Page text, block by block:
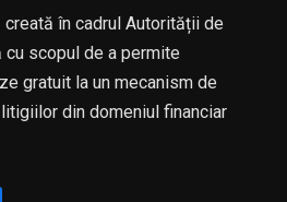
în cadrul Autorității de
cu scopul de a permite
gratuit la un mecanism de
din domeniul financiar